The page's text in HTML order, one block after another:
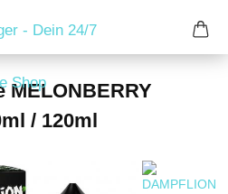
MELONBERRY
/ 120ml